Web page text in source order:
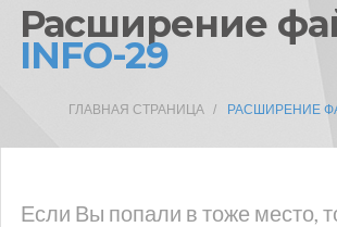
Расширение
INFO-29
ГЛАВНАЯ СТРАНИЦА РАСШИРЕНИЕ
Если Вы попали в тоже место,